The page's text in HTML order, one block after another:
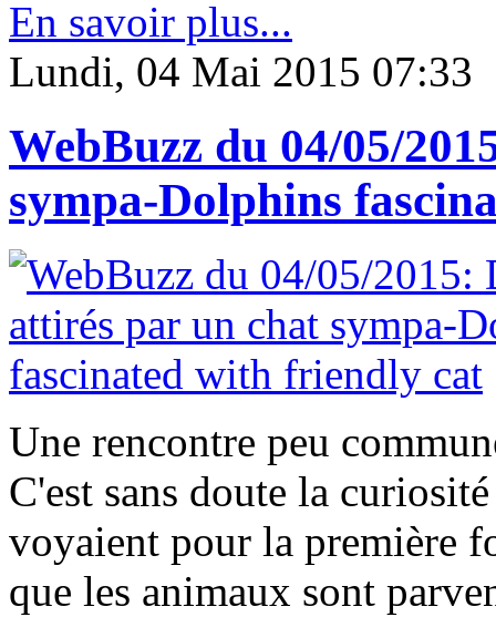
En savoir plus...
Lundi, 04 Mai 2015 07:33
WebBuzz du 04/05/
sympa-Dolphins
Une rencontre peu
C'est sans doute la
voyaient pour la première
que les animaux sont